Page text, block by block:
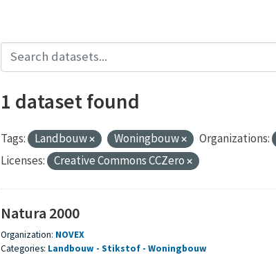
1 dataset found
Tags: Landbouw Woningbouw Organizations:
Licenses:
Creative Commons CCZero
Natura 2000
Organization: NOVEX
Categories: Landbouw Stikstof Woningbouw